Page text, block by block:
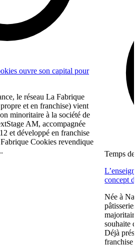
ouvre son capital pour
le réseau La Fabrique
et en franchise) vient
minoritaire à la société de
AM, accompagnée
et développé en franchise
Cookies revendique
Temps de
concept
Née à
souhaite
Déjà
franchise